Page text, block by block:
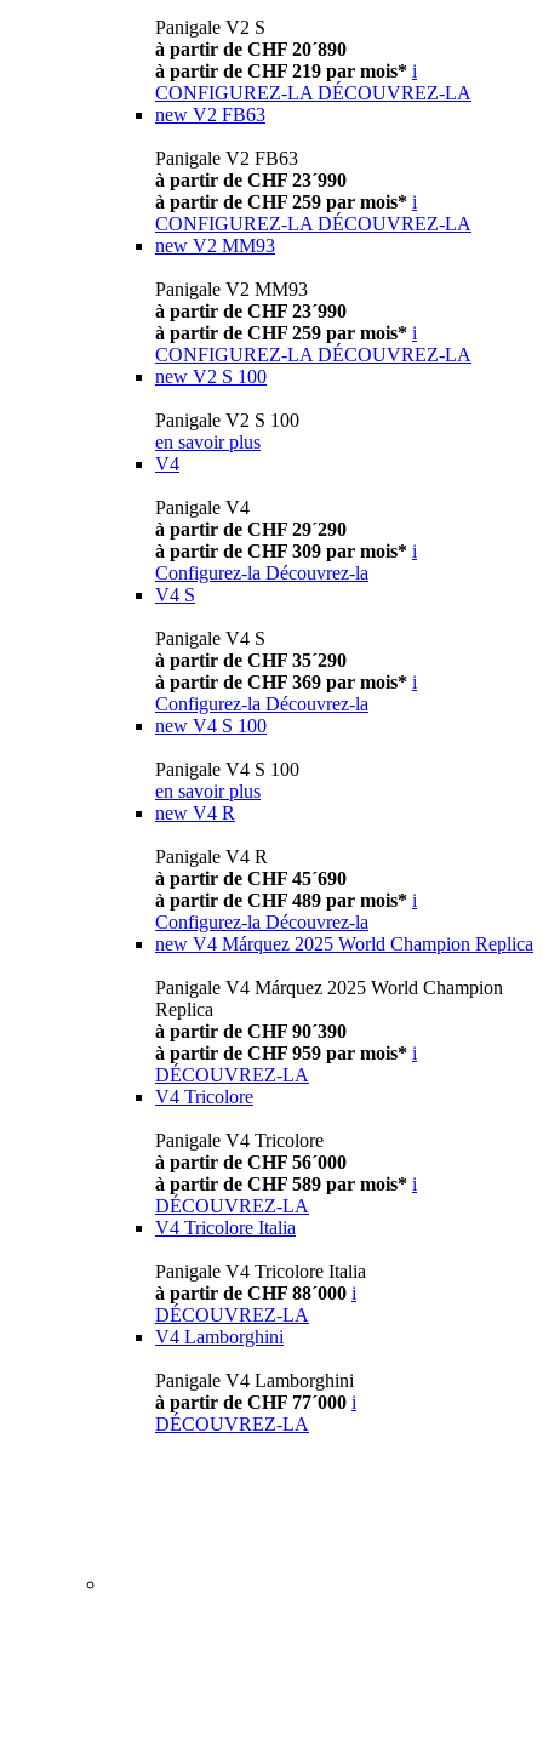
Panigale V2 S
à partir de CHF 20´890
à partir de CHF 219 par mois* i
CONFIGUREZ-LA DÉCOUVREZ-LA
new V2 FB63
Panigale V2 FB63
à partir de CHF 23´990
à partir de CHF 259 par mois* i
CONFIGUREZ-LA DÉCOUVREZ-LA
new V2 MM93
Panigale V2 MM93
à partir de CHF 23´990
à partir de CHF 259 par mois* i
CONFIGUREZ-LA DÉCOUVREZ-LA
new V2 S 100
Panigale V2 S 100
en savoir plus
V4
Panigale V4
à partir de CHF 29´290
à partir de CHF 309 par mois* i
Configurez-la Découvrez-la
V4 S
Panigale V4 S
à partir de CHF 35´290
à partir de CHF 369 par mois* i
Configurez-la Découvrez-la
new V4 S 100
Panigale V4 S 100
en savoir plus
new V4 R
Panigale V4 R
à partir de CHF 45´690
à partir de CHF 489 par mois* i
Configurez-la Découvrez-la
new V4 Márquez 2025 World Champion Replica
Panigale V4 Márquez 2025 World Champion
Replica
à partir de CHF 90´390
à partir de CHF 959 par mois* i
DÉCOUVREZ-LA
V4 Tricolore
Panigale V4 Tricolore
à partir de CHF 56´000
à partir de CHF 589 par mois* i
DÉCOUVREZ-LA
V4 Tricolore Italia
Panigale V4 Tricolore Italia
à partir de CHF 88´000 i
DÉCOUVREZ-LA
V4 Lamborghini
Panigale V4 Lamborghini
à partir de CHF 77´000 i
DÉCOUVREZ-LA